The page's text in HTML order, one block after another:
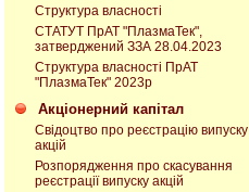
Структура власності
СТАТУТ ПрАТ "ПлазмаТек",
затверджений ЗЗА 28.04.2023
Структура власності ПрАТ
"ПлазмаТек" 2023р
Акціонерний капітал
Свідоцтво про реєстрацію випуску
акцій
Розпорядження про скасування
реєстрації випуску акцій